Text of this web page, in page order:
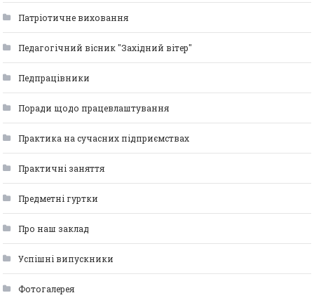
Патріотичне виховання
Педагогічний вісник "Західний вітер"
Педпрацівники
Поради щодо працевлаштування
Практика на сучасних підприємствах
Практичні заняття
Предметні гуртки
Про наш заклад
Успішні випускники
Фотогалерея